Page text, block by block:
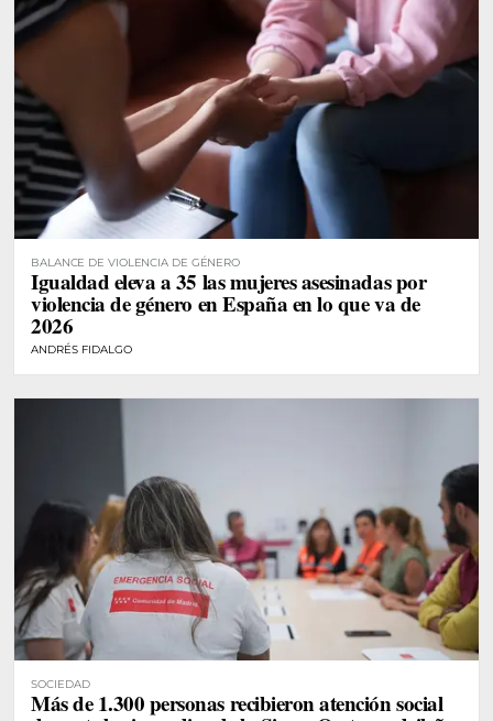
BALANCE DE VIOLENCIA DE GÉNERO
Igualdad eleva a 35 las mujeres asesinadas por
violencia de género en España en lo que va de
2026
ANDRÉS FIDALGO
SOCIEDAD
Más de 1.300 personas recibieron atención social